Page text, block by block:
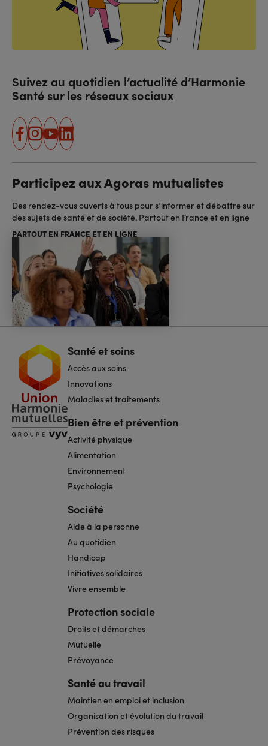
Suivez au quotidien l’actualité d’Harmonie
Santé sur les réseaux sociaux
facebook
instagram
youtube
linkedin
Participez aux Agoras mutualistes
Des rendez-vous ouverts à tous pour s’informer et débattre sur
des sujets de santé et de société. Partout en France et en ligne
PARTOUT EN FRANCE ET EN LIGNE
Navigation
de
page
Santé et soins
Accès aux soins
Innovations
Maladies et traitements
Bien être et prévention
Activité physique
Alimentation
Environnement
Psychologie
Société
Aide à la personne
Au quotidien
Handicap
Initiatives solidaires
Vivre ensemble
Protection sociale
Droits et démarches
Mutuelle
Prévoyance
Santé au travail
Maintien en emploi et inclusion
Organisation et évolution du travail
Prévention des risques